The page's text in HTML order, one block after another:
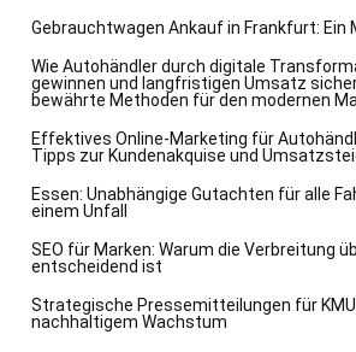
Gebrauchtwagen Ankauf in Frankfurt: Ein
Wie Autohändler durch digitale
gewinnen und langfristigen Umsatz
bewährte Methoden für den modernen
Effektives Online-Marketing für
Tipps zur Kundenakquise und
Essen: Unabhängige Gutachten für alle
einem Unfall
SEO für Marken: Warum die Verbreitung
entscheidend ist
Strategische Pressemitteilungen für
nachhaltigem Wachstum